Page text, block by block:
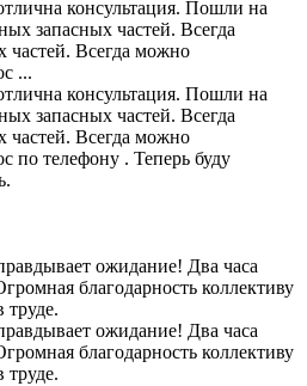
консультация. Пошли на
запасных частей. Всегда
частей. Всегда можно
...
консультация. Пошли на
запасных частей. Всегда
частей. Всегда можно
по телефону . Теперь буду
ожидание! Два часа
благодарность коллективу
труде.
ожидание! Два часа
благодарность коллективу
труде.